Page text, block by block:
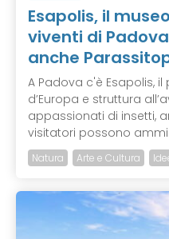
Esapolis, il
viventi di
anche
A Padova c'è Esapolis,
d’Europa e struttura
appassionati di insetti,
visitatori possono
Natura Arte e Cultura